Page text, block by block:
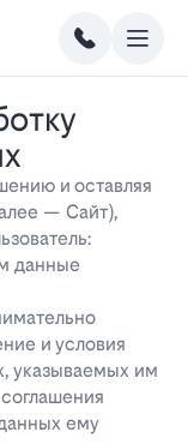
и оставляя
— Сайт),
данные
и условия
указываемых им
ему